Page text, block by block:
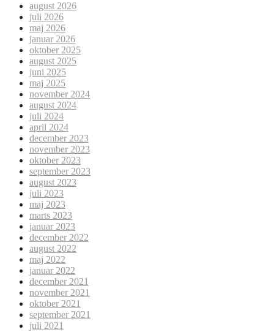
august 2026
juli 2026
maj 2026
januar 2026
oktober 2025
august 2025
juni 2025
maj 2025
november 2024
august 2024
juli 2024
april 2024
december 2023
november 2023
oktober 2023
september 2023
august 2023
juli 2023
maj 2023
marts 2023
januar 2023
december 2022
august 2022
maj 2022
januar 2022
december 2021
november 2021
oktober 2021
september 2021
juli 2021